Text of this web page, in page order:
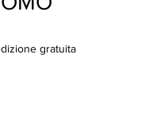
gratuita